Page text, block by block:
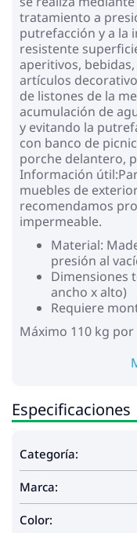
tratamiento a
putrefacción y a la
resistente
aperitivos,
artículos
de listones de la
acumulación de
y evitando la
con banco de
porche delantero,
Información
muebles de
recomendamos
impermeable.
Material:
presión al
Dimensiones
ancho x alto)
Requiere
Máximo 110 kg por
Especificaciones
Categoría:
Marca:
Color: